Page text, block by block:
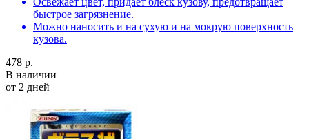
быстрое загрязнение.
Можно наносить и на сухую и на мокрую поверхность
кузова.
478 р.
В наличии
от 2 дней